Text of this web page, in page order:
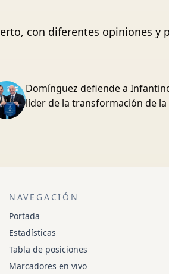
con diferentes opiniones y
Domínguez defiende a
líder de la transformación de la
NAVEGACIÓN
Portada
Estadísticas
Tabla de posiciones
Marcadores en vivo